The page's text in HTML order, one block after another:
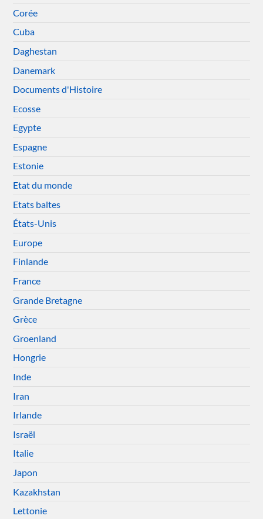
Corée
Cuba
Daghestan
Danemark
Documents d'Histoire
Ecosse
Egypte
Espagne
Estonie
Etat du monde
Etats baltes
États-Unis
Europe
Finlande
France
Grande Bretagne
Grèce
Groenland
Hongrie
Inde
Iran
Irlande
Israël
Italie
Japon
Kazakhstan
Lettonie